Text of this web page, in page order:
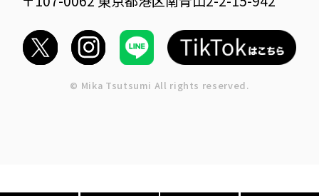
© Mika Tsutsumi All rights reserved.